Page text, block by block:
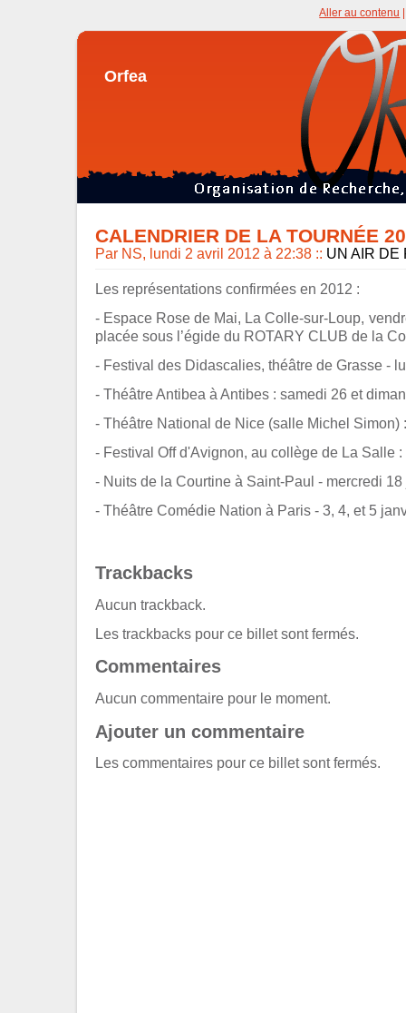
Orfea
Aller au contenu
CALENDRIER DE LA TOURNÉE
Par NS, lundi 2 avril 2012 à 22:38 :: UN AIR DE
Les représentations confirmées en 2012 :
- Espace Rose de Mai, La Colle-sur-Loup,
placée sous l’égide du ROTARY CLUB de la
- Festival des Didascalies, théâtre de Grasse -
- Théâtre Antibea à Antibes : samedi 26 et
- Théâtre National de Nice (salle Michel Simon)
- Festival Off d'Avignon, au collège de La Salle
- Nuits de la Courtine à Saint-Paul - mercredi
- Théâtre Comédie Nation à Paris - 3, 4, et 5
Trackbacks
Aucun trackback.
Les trackbacks pour ce billet sont fermés.
Commentaires
Aucun commentaire pour le moment.
Ajouter un commentaire
Les commentaires pour ce billet sont fermés.